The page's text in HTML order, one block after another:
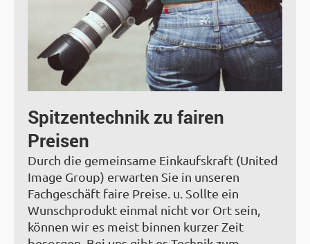
Spitzentechnik zu fairen
Preisen
Durch die gemeinsame Einkaufskraft (United
Image Group) erwarten Sie in unseren
Fachgeschäft faire Preise. u. Sollte ein
Wunschprodukt einmal nicht vor Ort sein,
können wir es meist binnen kurzer Zeit